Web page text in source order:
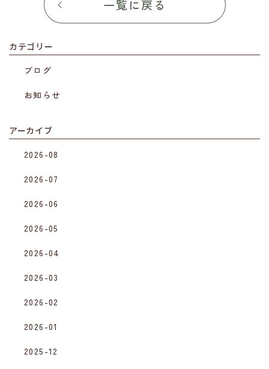
一覧に戻る
カテゴリー
ブログ
お知らせ
アーカイブ
2026-08
2026-07
2026-06
2026-05
2026-04
2026-03
2026-02
2026-01
2025-12